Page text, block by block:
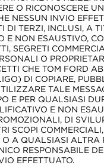
O RICONOSCERE
NESSUN INVIO
DI TERZI, INCLUSI, A
E NON ESAUSTIVO,
SEGRETI
O
CHE TOM FORD
DI COPIARE,
TALE
E PER QUALSIASI
E NON
DI
SCOPI
O A QUALSIASI ALTRA
RESPONSABILE
EFFETTUATO.